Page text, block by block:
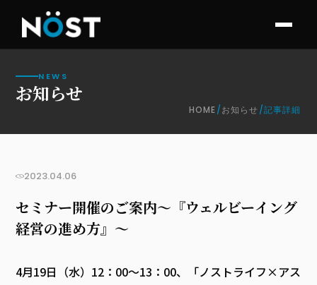
NEWS
お知らせ
HOME/お知らせ /記事詳細
2023.04.06
セミナー開催のご案内～『ウェルビーイング
経営の進め方』～
4月19日（水）12：00～13：00、「ノストライフ×アス